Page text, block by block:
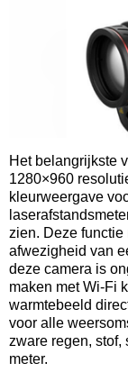
Het belangrijkste
1280×960
kleurweergave
zien. Deze
afwezigheid van
deze camera is
maken met Wi-Fi
warmtebeeld
voor alle
zware regen, stof,
meter.